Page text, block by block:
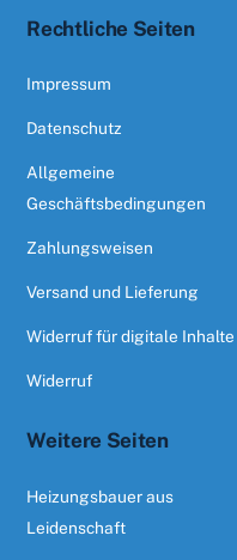
Rechtliche Seiten
Impressum
Datenschutz
Allgemeine
Geschäftsbedingungen
Zahlungsweisen
Versand und Lieferung
Widerruf für digitale Inhalte
Widerruf
Weitere Seiten
Heizungsbauer aus
Leidenschaft